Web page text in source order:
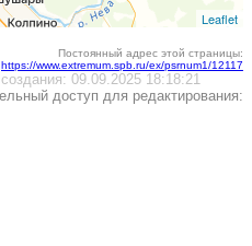
Leaflet
Постоянный адрес этой страницы:
https://www.extremum.spb.ru/ex/psrnum1/12117
09.09.2025 18:18:21
доступ для редактирования: